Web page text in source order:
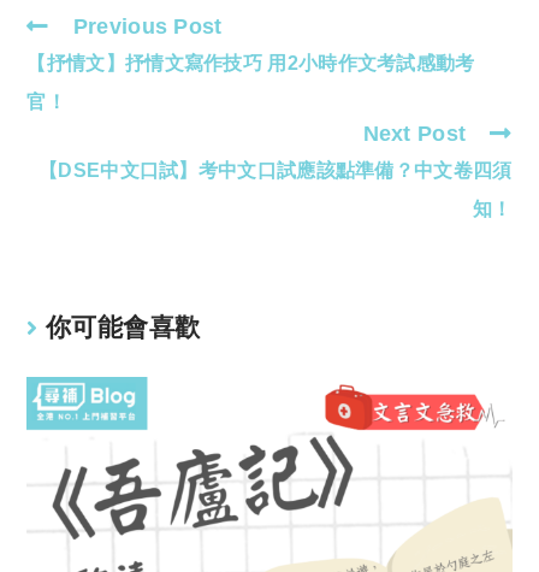
Read
more
articles
Previous Post
【抒情文】抒情文寫作技巧 用2小時作文考試感動考
官！
Next Post
【DSE中文口試】考中文口試應該點準備？中文卷四須
知！
你可能會喜歡